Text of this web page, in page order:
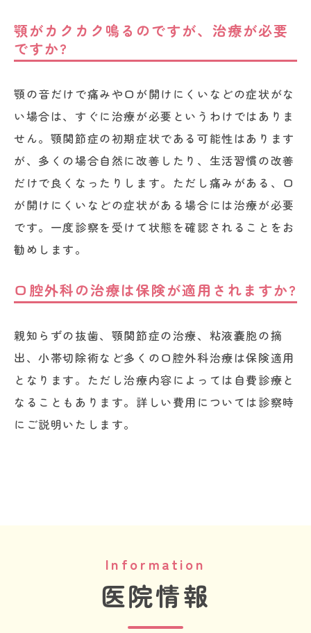
顎がカクカク鳴るのですが、治療が必要
ですか?
顎の音だけで痛みや口が開けにくいなどの症状がな
い場合は、すぐに治療が必要というわけではありま
せん。顎関節症の初期症状である可能性はあります
が、多くの場合自然に改善したり、生活習慣の改善
だけで良くなったりします。ただし痛みがある、口
が開けにくいなどの症状がある場合には治療が必要
です。一度診察を受けて状態を確認されることをお
勧めします。
口腔外科の治療は保険が適用されますか?
親知らずの抜歯、顎関節症の治療、粘液嚢胞の摘
出、小帯切除術など多くの口腔外科治療は保険適用
となります。ただし治療内容によっては自費診療と
なることもあります。詳しい費用については診察時
にご説明いたします。
Information
医院情報